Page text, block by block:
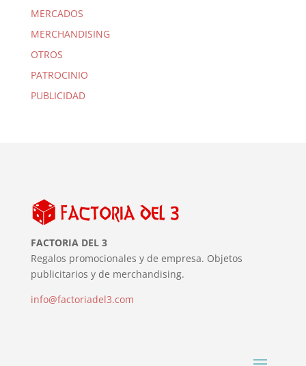
MERCADOS
MERCHANDISING
OTROS
PATROCINIO
PUBLICIDAD
FACTORIA DEL 3
Regalos promocionales y de empresa. Objetos
publicitarios y de merchandising.
info@factoriadel3.com